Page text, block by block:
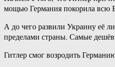
мощью Германия покорила всю
А до чего развили Украину её
пределами страны. Самые
Гитлер смог возродить